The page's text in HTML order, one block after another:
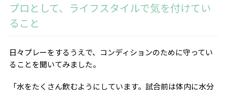
プロとして、ライフスタイルで気を付けてい
ること
日々プレーをするうえで、コンディションのために守ってい
ることを聞いてみました。
「水をたくさん飲むようにしています。試合前は体内に水分